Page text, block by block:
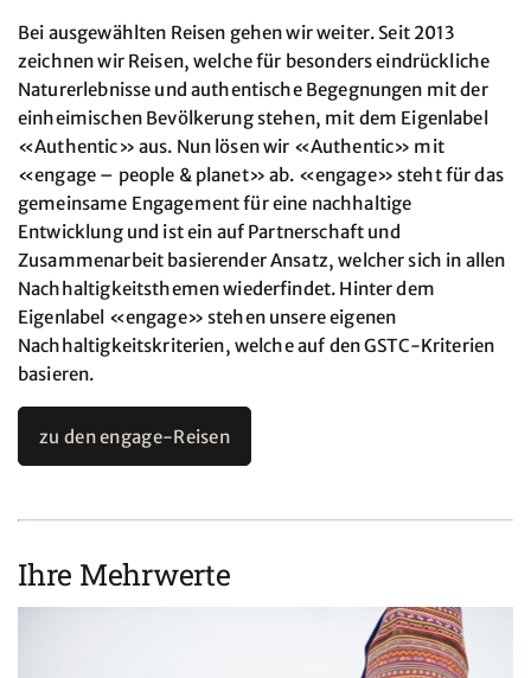
Bei ausgewählten Reisen gehen wir weiter. Seit 2013
zeichnen wir Reisen, welche für besonders eindrückliche
Naturerlebnisse und authentische Begegnungen mit der
einheimischen Bevölkerung stehen, mit dem Eigenlabel
«Authentic» aus. Nun lösen wir «Authentic» mit
«engage – people & planet» ab. «engage» steht für das
gemeinsame Engagement für eine nachhaltige
Entwicklung und ist ein auf Partnerschaft und
Zusammenarbeit basierender Ansatz, welcher sich in allen
Nachhaltigkeitsthemen wiederfindet. Hinter dem
Eigenlabel «engage» stehen unsere eigenen
Nachhaltigkeitskriterien, welche auf den GSTC-Kriterien
basieren.
zu den engage-Reisen
Ihre Mehrwerte